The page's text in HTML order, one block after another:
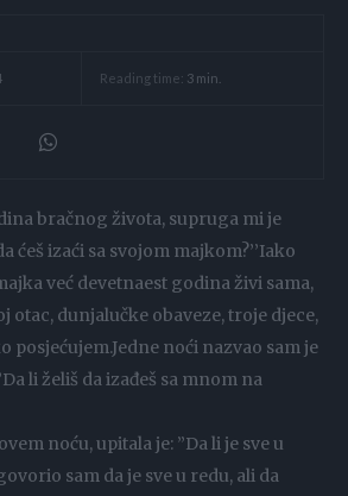
Reading time: 3 min.
bračnog života, supruga mi je
ćeš izaći sa svojom majkom?’’Iako
već devetnaest godina živi sama,
otac, dunjalučke obaveze, troje djece,
posjećujem.Jedne noći nazvao sam je
li želiš da izađeš sa mnom na
noću, upitala je: ”Da li je sve u
sam da je sve u redu, ali da